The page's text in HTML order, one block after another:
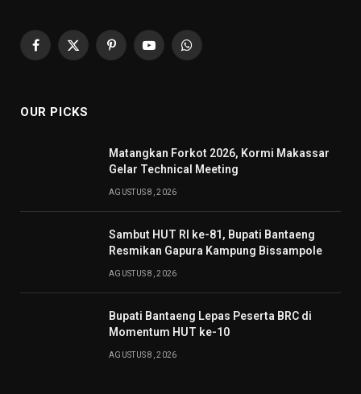
Facebook
X
PinterestYouTubeWhatsApp
OUR PICKS
Matangkan Forkot 2026, Kormi Makassar
Gelar Technical Meeting
AGUSTUS 8, 2026
Sambut HUT RI ke-81, Bupati Bantaeng
Resmikan Gapura Kampung Bissampole
AGUSTUS 8, 2026
Bupati Bantaeng Lepas Peserta BRC di
Momentum HUT ke-10
AGUSTUS 8, 2026